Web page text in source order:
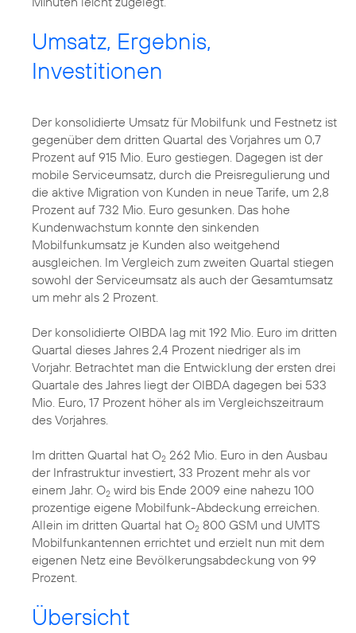
Umsatz, Ergebnis,
Investitionen
Der konsolidierte Umsatz für Mobilfunk und Festnetz ist
gegenüber dem dritten Quartal des Vorjahres um 0,7
Prozent auf 915 Mio. Euro gestiegen. Dagegen ist der
mobile Serviceumsatz, durch die Preisregulierung und
die aktive Migration von Kunden in neue Tarife, um 2,8
Prozent auf 732 Mio. Euro gesunken. Das hohe
Kundenwachstum konnte den sinkenden
Mobilfunkumsatz je Kunden also weitgehend
ausgleichen. Im Vergleich zum zweiten Quartal stiegen
sowohl der Serviceumsatz als auch der Gesamtumsatz
um mehr als 2 Prozent.
Der konsolidierte OIBDA lag mit 192 Mio. Euro im dritten
Quartal dieses Jahres 2,4 Prozent niedriger als im
Vorjahr. Betrachtet man die Entwicklung der ersten drei
Quartale des Jahres liegt der OIBDA dagegen bei 533
Mio. Euro, 17 Prozent höher als im Vergleichszeitraum
des Vorjahres.
Im dritten Quartal hat O2 262 Mio. Euro in den Ausbau
der Infrastruktur investiert, 33 Prozent mehr als vor
einem Jahr. O2 wird bis Ende 2009 eine nahezu 100
prozentige eigene Mobilfunk-Abdeckung erreichen.
Allein im dritten Quartal hat O2 800 GSM und UMTS
Mobilfunkantennen errichtet und erzielt nun mit dem
eigenen Netz eine Bevölkerungsabdeckung von 99
Prozent.
Übersicht